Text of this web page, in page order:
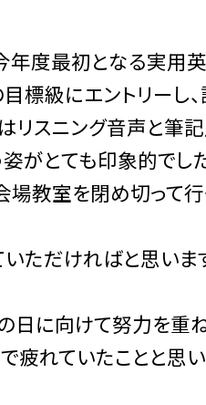
度最初となる実用英
標級にエントリーし、
リスニング音声と筆
がとても印象的でした
場教室を閉め切って
ただければと思いま
日に向けて努力を重
れていたことと思